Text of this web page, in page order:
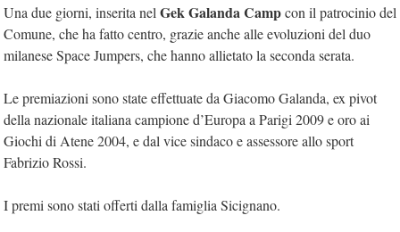
Una due giorni, inserita nel Gek Galanda Campcon il patrocinio del
Comune, che ha fatto centro, grazie anche alle evoluzioni del duo
milanese Space Jumpers, che hanno allietato la seconda serata.
Le premiazioni sono state effettuate da Giacomo Galanda, ex pivot
della nazionale italiana campione d’Europa a Parigi 2009 e oro ai
Giochi di Atene 2004, e dal vice sindaco e assessore allo sport
Fabrizio Rossi.
I premi sono stati offerti dalla famiglia Sicignano.